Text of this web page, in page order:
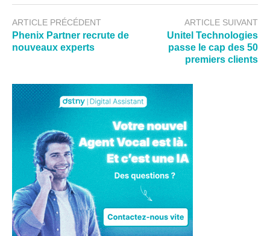
ARTICLE PRÉCÉDENT
Phenix Partner recrute de
nouveaux experts
ARTICLE SUIVANT
Unitel Technologies
passe le cap des 50
premiers clients